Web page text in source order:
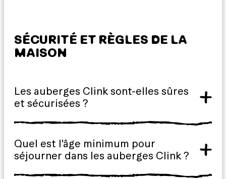
SÉCURITÉ ET RÈGLES DE LA
MAISON
Les auberges Clink sont-elles sûres
et sécurisées ?
Quel est l'âge minimum pour
séjourner dans les auberges Clink ?